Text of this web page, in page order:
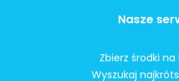
Nasze
Zbierz środki
Wyszukaj